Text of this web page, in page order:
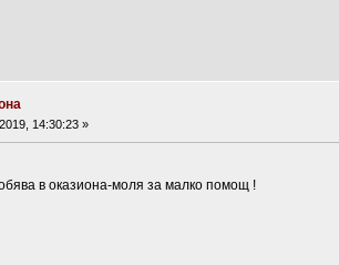
14:30:23 »
в оказиона-моля за малко помощ !